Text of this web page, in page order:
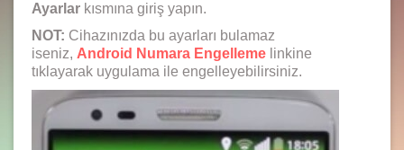
Ayarlar kısmına giriş yapın.
NOT: Cihazınızda bu ayarları bulamaz
iseniz, Android Numara Engelleme linkine
tıklayarak uygulama ile engelleyebilirsiniz.